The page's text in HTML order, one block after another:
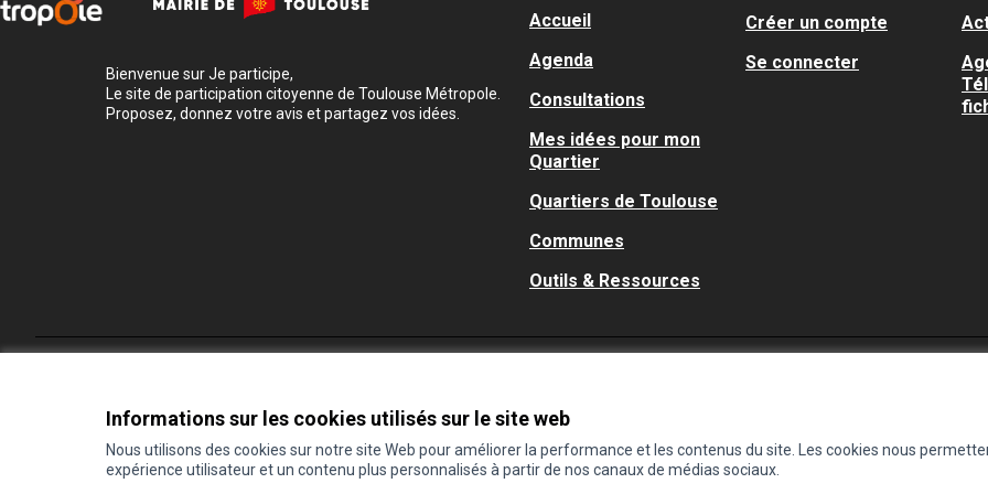
Informations sur les cookies utilisés sur le site web
Nous utilisons des cookies sur notre site Web pour améliorer la performance et les contenus du site. Les cookies nous
expérience utilisateur et un contenu plus personnalisés à partir de nos canaux de médias sociaux.
Bienvenue sur Je participe,
Le site de participation citoyenne de Toulouse Métropole.
Proposez, donnez votre avis et partagez vos idées.
Accueil
Agenda
Consultations
Mes idées pour mon
Quartier
Quartiers de Toulouse
Communes
Outils & Ressources
Créer un compte
Se connecter